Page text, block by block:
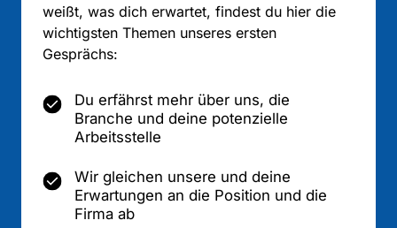
weißt, was dich erwartet, findest du hier die
wichtigsten Themen unseres ersten
Gesprächs:
Du erfährst mehr über uns, die
Branche und deine potenzielle
Arbeitsstelle
Wir gleichen unsere und deine
Erwartungen an die Position und die
Firma ab